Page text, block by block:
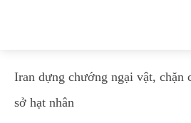
Iran dựng chướng ngại vật, chặn
sở hạt nhân